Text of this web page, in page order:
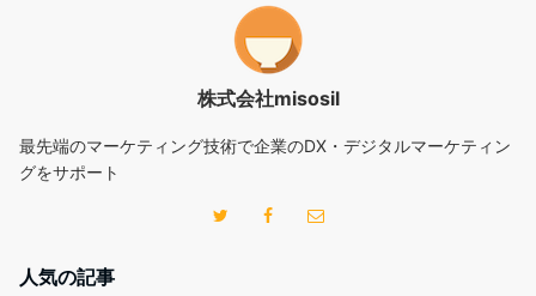
株式会社misosil
最先端のマーケティング技術で企業のDX・デジタルマーケティン
グをサポート
人気の記事